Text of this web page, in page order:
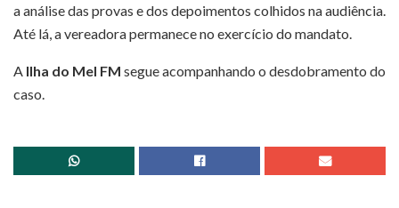
a análise das provas e dos depoimentos colhidos na audiência.
Até lá, a vereadora permanece no exercício do mandato.
A Ilha do Mel FM segue acompanhando o desdobramento do
caso.